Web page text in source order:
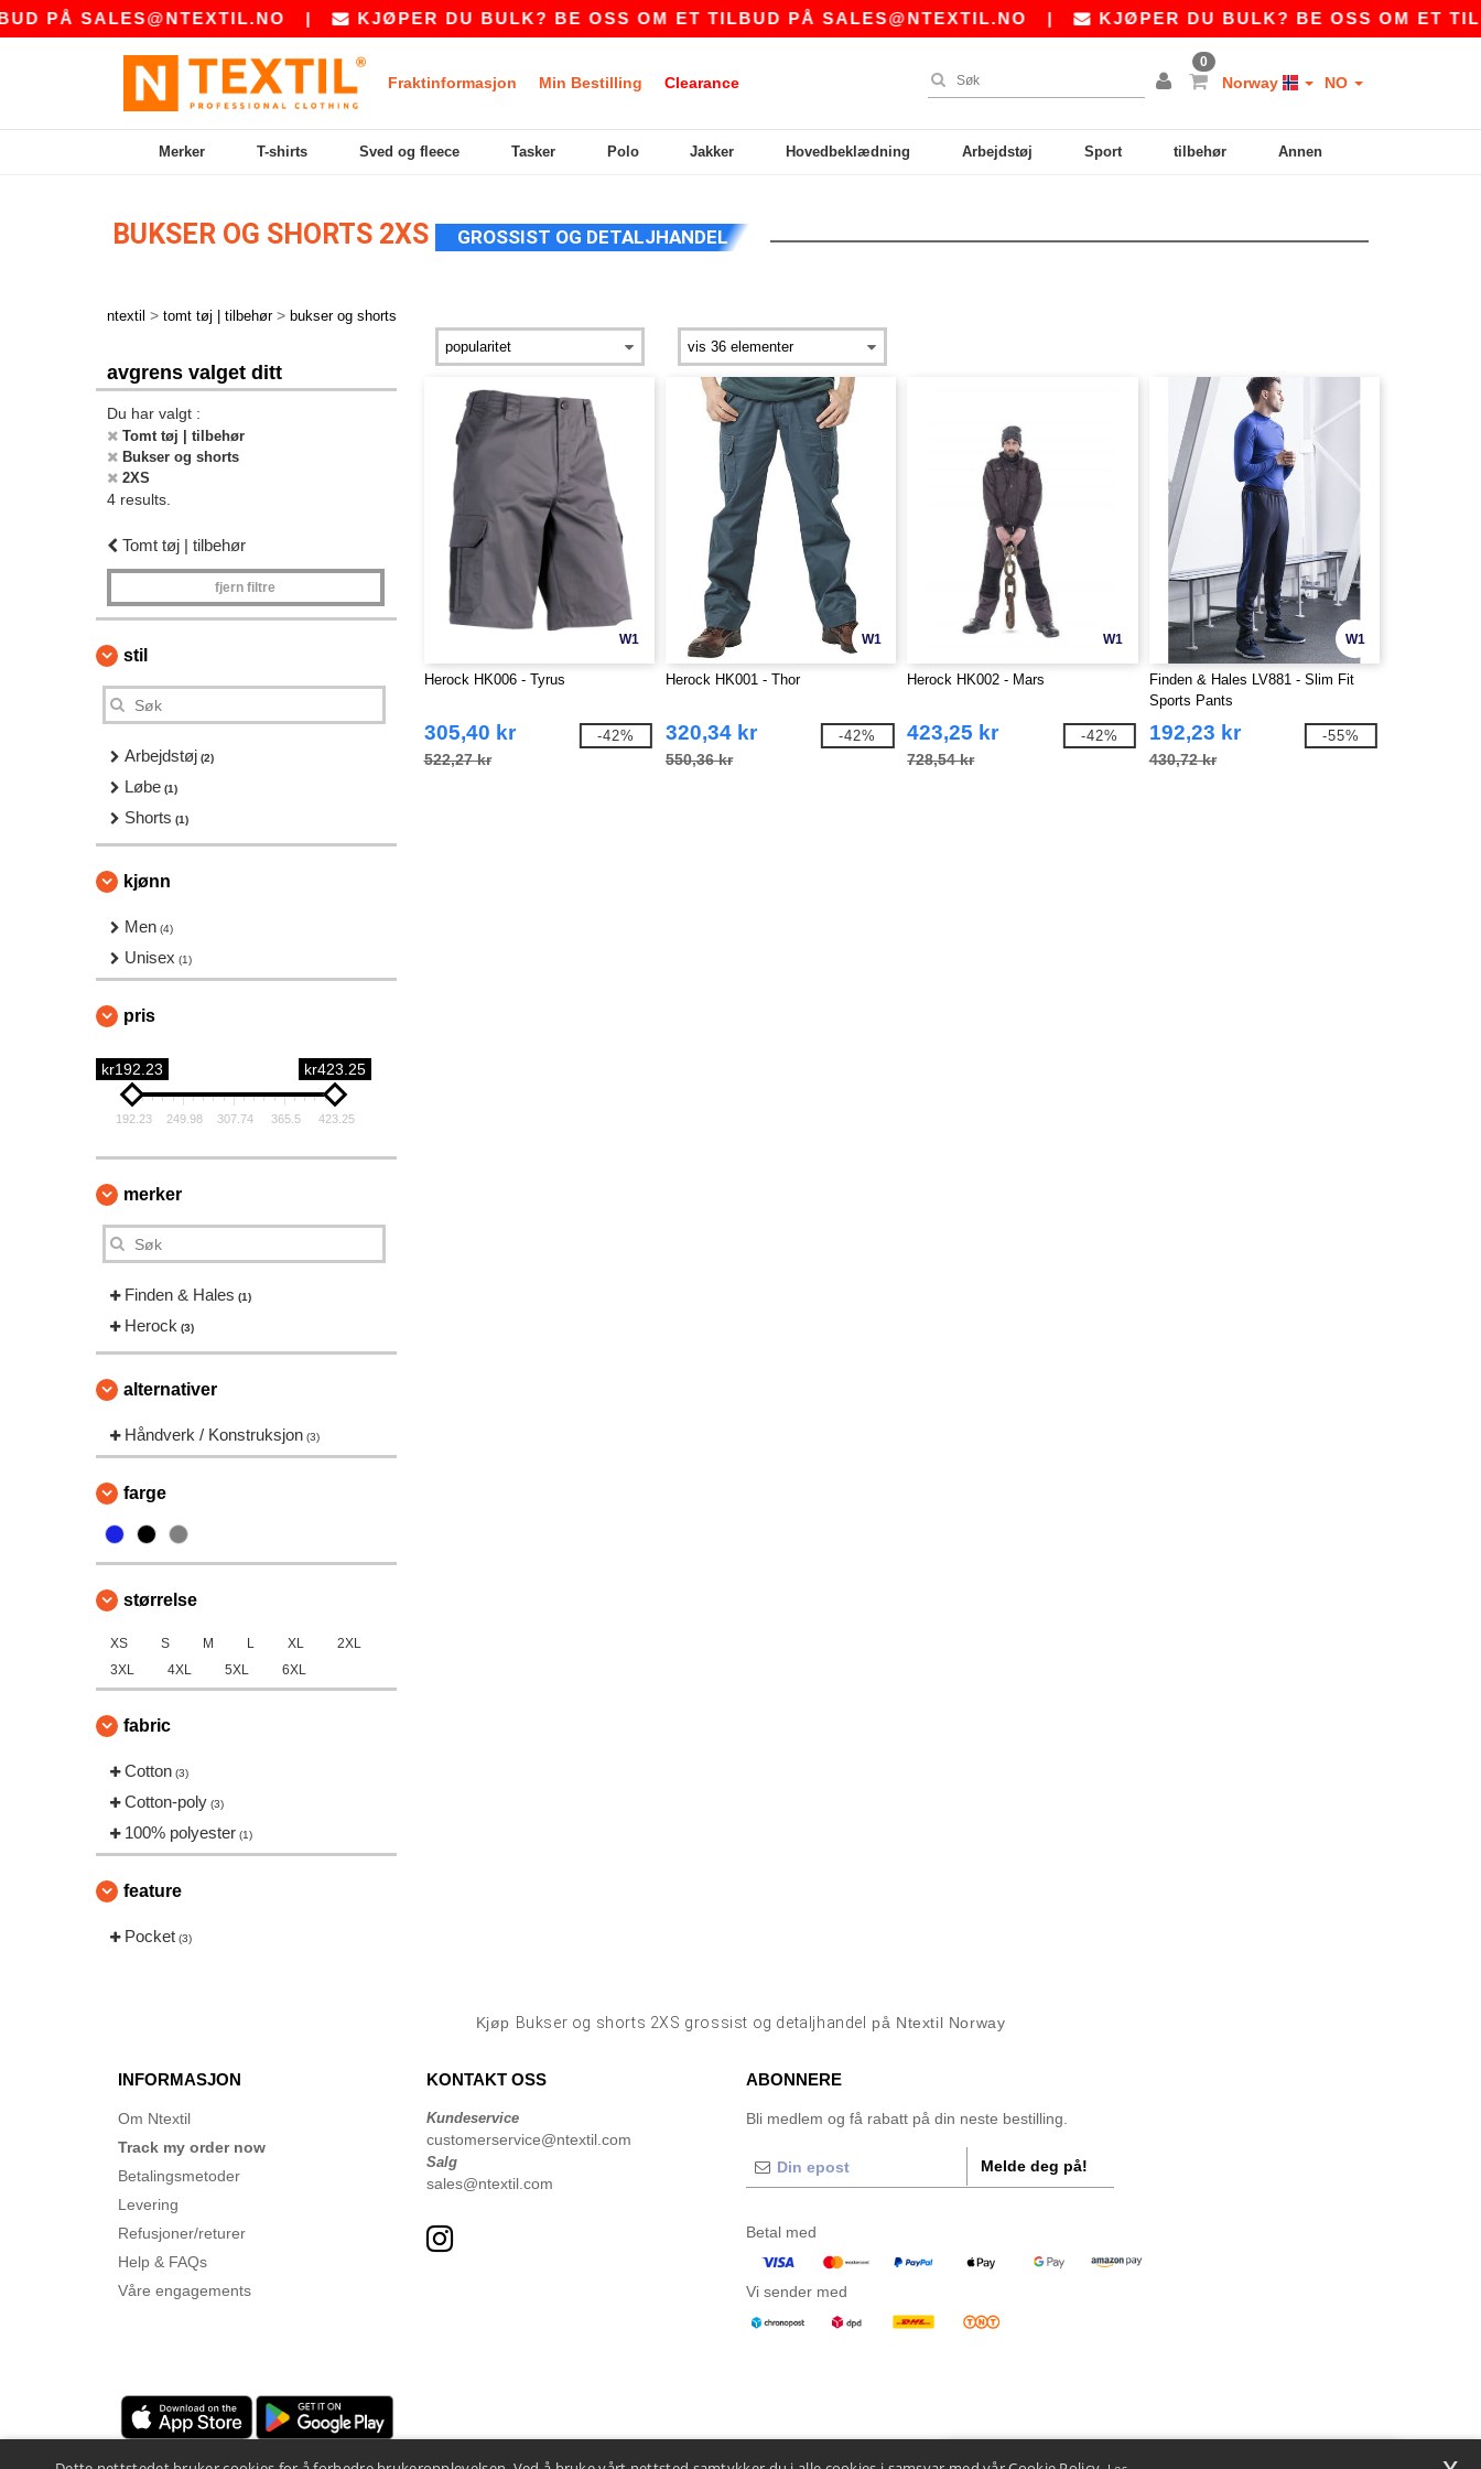
PÅSALES@NTEXTIL.NO| KJØPER DU BULK? BE OSS OM ET TILBUD PÅSALES@NTEXTIL.NO| KJØPER DU BULK? BE OSS OM ET
Fraktinformasjon Min Bestilling Clearance
0
Norway NO
Merker T-shirts Sved og fleece Tasker Polo Jakker Hovedbeklædning Arbejdstøj Sport tilbehør Annen
BUKSER OG SHORTS 2XS GROSSIST OG DETALJHANDEL
ntextil > tomt tøj | tilbehør > bukser og shorts
avgrens valget ditt
Du har valgt :
Tomt tøj | tilbehør
Bukser og shorts
2XS
4 results.
Tomt tøj | tilbehør
fjern filtre
stil
Arbejdstøj (2)
Løbe (1)
Shorts (1)
kjønn
Men (4)
Unisex (1)
pris
kr192.23 kr423.25
192.23 249.98 307.74 365.5 423.25
merker
Finden & Hales (1)
Herock (3)
alternativer
Håndverk / Konstruksjon (3)
farge
størrelse
XS S M L XL
2XL
3XL
4XL 5XL 6XL
fabric
Cotton (3)
Cotton-poly (3)
100% polyester (1)
feature
Pocket (3)
W1
Herock HK006 - Tyrus
305,40 kr
522,27 kr
-42%
W1
Herock HK001 - Thor
320,34 kr
550,36 kr
-42%
W1
Herock HK002 - Mars
423,25 kr
728,54 kr
-42%
W1
Finden & Hales LV881 - Slim Fit
Sports Pants
192,23 kr
430,72 kr
-55%
Kjøp Bukser og shorts 2XS grossist og detaljhandel på Ntextil Norway
INFORMASJON
Om Ntextil
Track my order now
Betalingsmetoder
Levering
Refusjoner/returer
Help & FAQs
Våre engagements
KONTAKT OSS
Kundeservice
customerservice@ntextil.com
Salg
sales@ntextil.com
ABONNERE
Bli medlem og få rabatt på din neste bestilling.
Melde deg på!
Betal med
Vi sender med